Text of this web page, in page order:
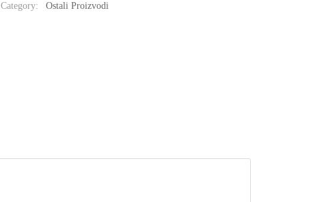
Category:
Ostali Proizvodi